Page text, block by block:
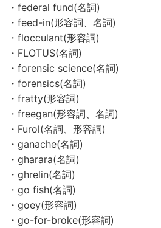
・federal fund(名詞)
・feed-in(形容詞、名詞)
・flocculant(形容詞)
・FLOTUS(名詞)
・forensic science(名詞)
・forensics(名詞)
・fratty(形容詞)
・freegan(形容詞、名詞)
・Furol(名詞、形容詞)
・ganache(名詞)
・gharara(名詞)
・ghrelin(名詞)
・go fish(名詞)
・goey(形容詞)
・go-for-broke(形容詞)